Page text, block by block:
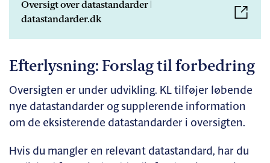
Oversigt over datastandarder |
datastandarder.dk
Efterlysning: Forslag til forbedring
Oversigten er under udvikling. KL tilføjer løbende
nye datastandarder og supplerende information
om de eksisterende datastandarder i oversigten.
Hvis du mangler en relevant datastandard, har du